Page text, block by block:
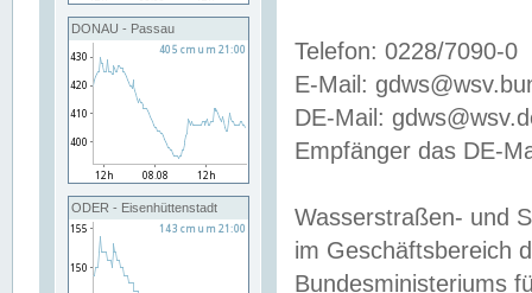
DONAU - Passau
ODER - Eisenhüttenstadt
Telefon: 0228/7090-0
E-Mail:
DE-Mail:
Empfänger das DE-
Wasserstraßen- und
im Geschäftsbereich
Bundesministeriums